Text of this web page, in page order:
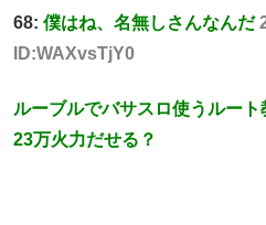
68: 僕はね、名無しさんなんだ
ID:WAXvsTjY0
ルーブルでバサスロ使うルー
23万火力だせる？